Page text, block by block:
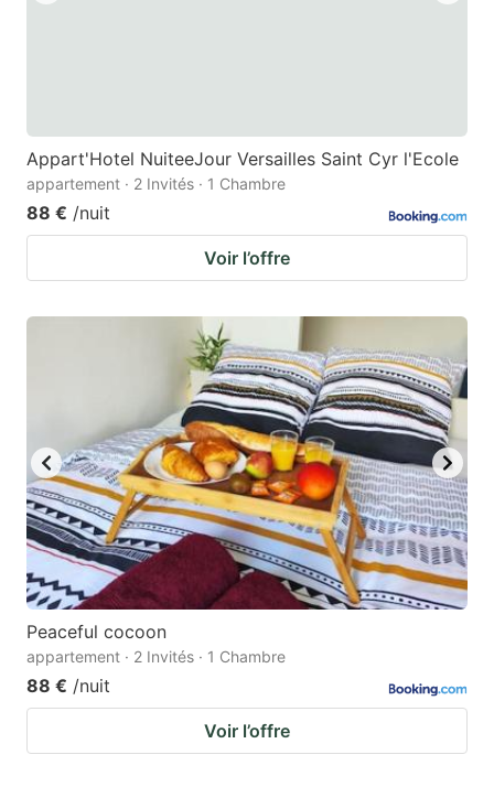
Appart'Hotel NuiteeJour Versailles Saint Cyr l'Ecole
appartement · 2 Invités · 1 Chambre
88 € /nuit
Voir l’offre
Peaceful cocoon
appartement · 2 Invités · 1 Chambre
88 € /nuit
Voir l’offre